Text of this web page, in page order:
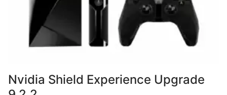
Nvidia Shield Experience Upgrade